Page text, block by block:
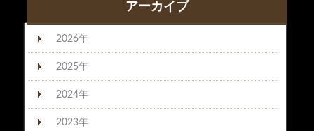
アーカイブ
2026年
2025年
2024年
2023年